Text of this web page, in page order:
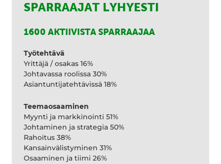
SPARRAAJAT LYHYESTI
1600 AKTIIVISTA SPARRAAJAA
Työtehtävä
Yrittäjä / osakas 16%
Johtavassa roolissa 30%
Asiantuntijatehtävissä 18%
Teemaosaaminen
Myynti ja markkinointi 51%
Johtaminen ja strategia 50%
Rahoitus 38%
Kansainvälistyminen 31%
Osaaminen ja tiimi 26%